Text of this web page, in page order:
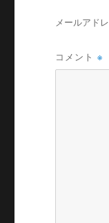
メールアド
コメント※